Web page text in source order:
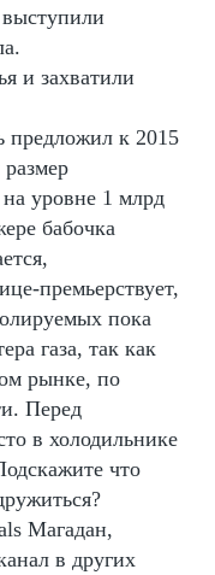
и захватили
к 2015
на уровне 1 млрд
бабочка
премьерствует,
пока
газа, так как
рынке, по
Перед
в холодильнике
что
Магадан,
в других